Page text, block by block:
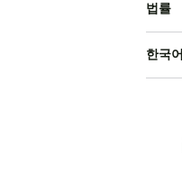
법률
한국어